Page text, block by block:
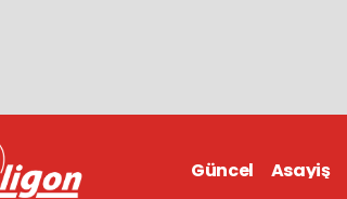
Güncel Asayiş